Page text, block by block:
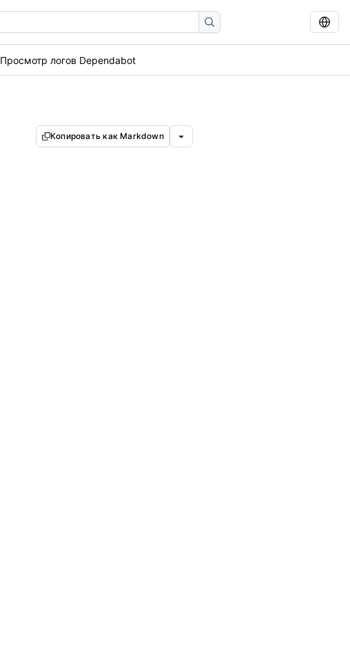
Просмотр логов Dependabot
Копировать как Markdown